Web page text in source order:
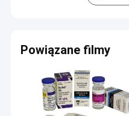
Powiązane filmy